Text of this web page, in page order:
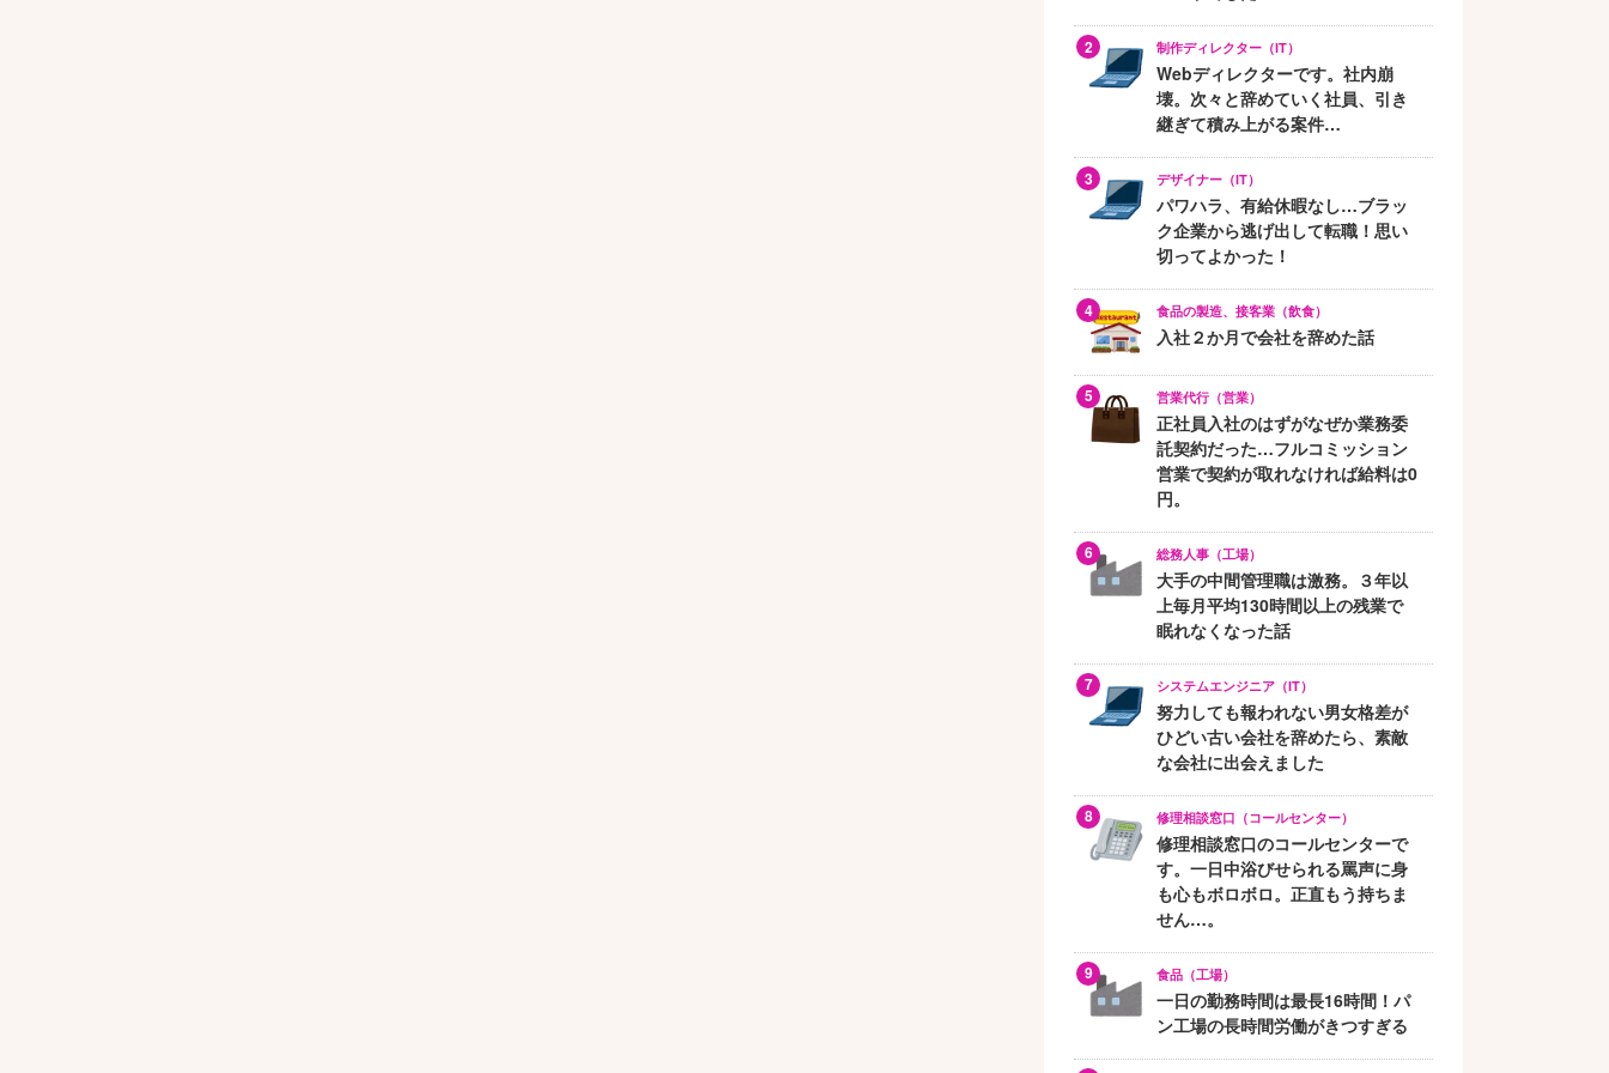
制作ディレクター（IT）
Webディレクターです。社内崩
壊。次々と辞めていく社員、引き
継ぎて積み上がる案件…
デザイナー（IT）
パワハラ、有給休暇なし…ブラッ
ク企業から逃げ出して転職！思い
切ってよかった！
食品の製造、接客業（飲食）
入社２か月で会社を辞めた話
営業代行（営業）
正社員入社のはずがなぜか業務委
託契約だった…フルコミッション
営業で契約が取れなければ給料は0
円。
総務人事（工場）
大手の中間管理職は激務。３年以
上毎月平均130時間以上の残業で
眠れなくなった話
システムエンジニア（IT）
努力しても報われない男女格差が
ひどい古い会社を辞めたら、素敵
な会社に出会えました
修理相談窓口（コールセンター）
修理相談窓口のコールセンターで
す。一日中浴びせられる罵声に身
も心もボロボロ。正直もう持ちま
せん…。
食品（工場）
一日の勤務時間は最長16時間！パ
ン工場の長時間労働がきつすぎる